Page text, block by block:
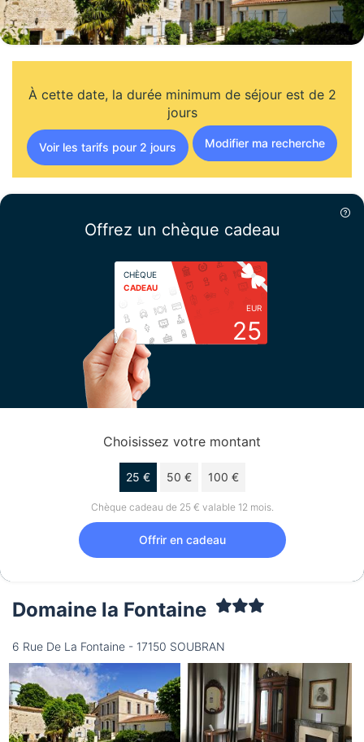
À cette date, la durée minimum de séjour est de 2
jours
Voir les tarifs pour 2 jours Modifier ma recherche
Offrez un chèque cadeau
CHÈQUE
CADEAU
EUR
25
Choisissez votre montant
25 € 50 € 100 €
Chèque cadeau de 25 € valable 12 mois.
Offrir en cadeau
Domaine la Fontaine
6 Rue De La Fontaine - 17150 SOUBRAN